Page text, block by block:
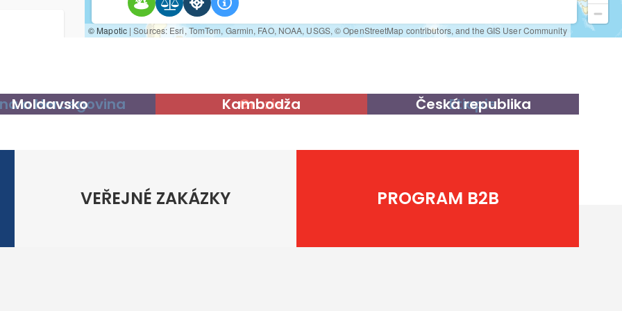
a Hercegovina Gruzie Etiopie
Moldavsko Kambodža Česká republika
VEŘEJNÉ ZAKÁZKY PROGRAM B2B